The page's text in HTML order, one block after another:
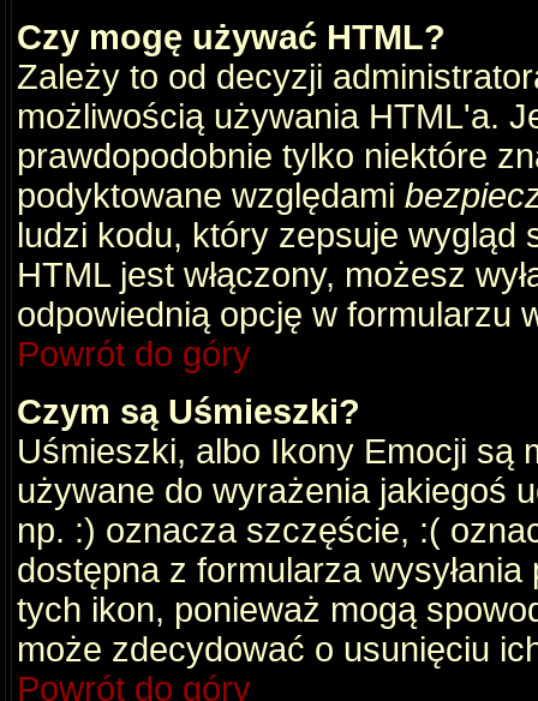
Czy mogę używać HTML?
Zależy to od decyzji
możliwością używania HTML'a.
prawdopodobnie tylko niektóre
podyktowane względami
ludzi kodu, który zepsuje wygląd
HTML jest włączony, możesz
odpowiednią opcję w formularzu
Powrót do góry
Czym są Uśmieszki?
Uśmieszki, albo Ikony Emocji są
używane do wyrażenia jakiegoś
np. :) oznacza szczęście, :(
dostępna z formularza
tych ikon, ponieważ mogą
może zdecydować o usunięciu
Powrót do góry